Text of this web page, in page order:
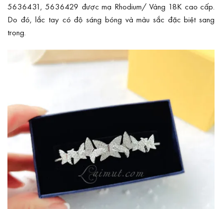
5636431, 5636429 được mạ Rhodium/ Vàng 18K cao cấp.
Do đó, lắc tay có độ sáng bóng và màu sắc đặc biệt sang
trọng.